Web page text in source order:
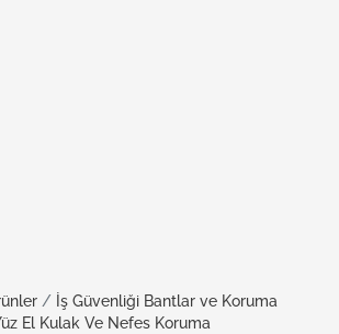
/ İş Güvenliği Bantlar ve Koruma
El Kulak Ve Nefes Koruma